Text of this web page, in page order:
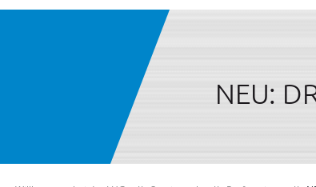
NEU: